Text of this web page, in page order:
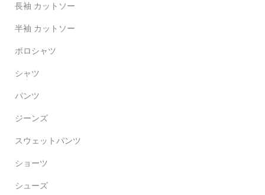
長袖 カットソー
半袖 カットソー
ポロシャツ
シャツ
パンツ
ジーンズ
スウェットパンツ
ショーツ
シューズ